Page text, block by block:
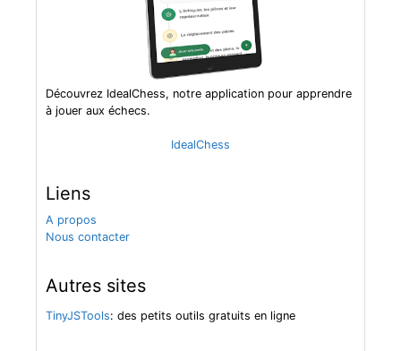
Découvrez IdealChess, notre application pour apprendre
à jouer aux échecs.
IdealChess
Liens
A propos
Nous contacter
Autres sites
TinyJSTools: des petits outils gratuits en ligne